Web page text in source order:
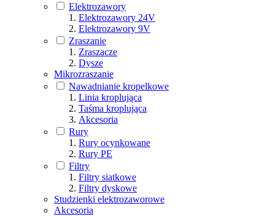
Elektrozawory
Elektrozawory 24V
Elektrozawory 9V
Zraszanie
Zraszacze
Dysze
Mikrozraszanie
Nawadnianie kropelkowe
Linia kroplująca
Taśma kroplująca
Akcesoria
Rury
Rury ocynkowane
Rury PE
Filtry
Filtry siatkowe
Filtry dyskowe
Studzienki elektrozaworowe
Akcesoria